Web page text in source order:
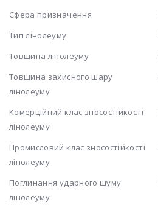
Сфера призначення
Тип лінолеуму
Товщина лінолеуму
Товщина захисного шару
лінолеуму
Комерційний клас зносостійкості
лінолеуму
Промисловий клас зносостійкості
лінолеуму
Поглинання ударного шуму
лінолеуму